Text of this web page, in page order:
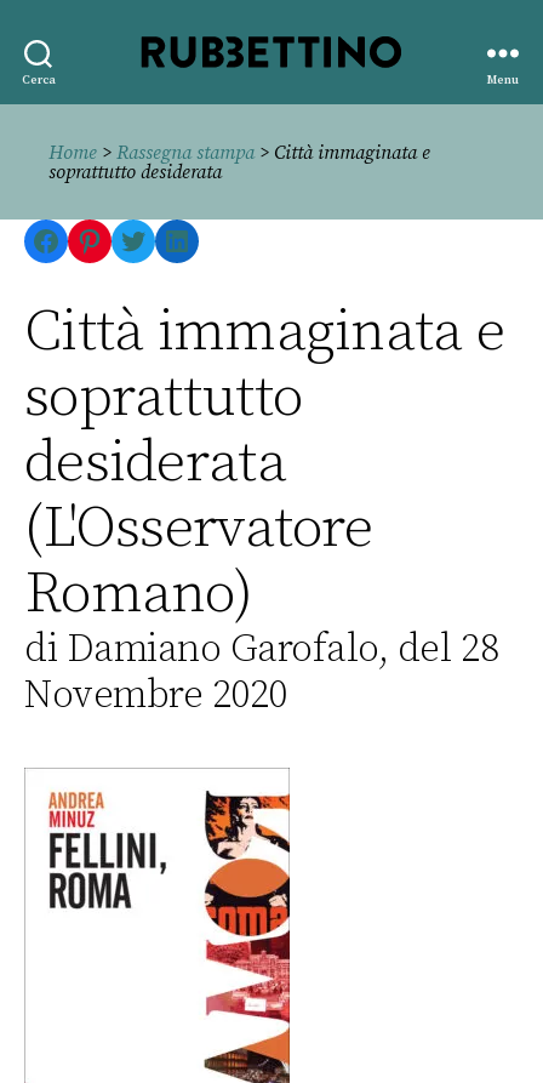
Cerca
editore
Menu
Home > Rassegna stampa> Città immaginata e
soprattutto desiderata
Facebook
Pinterest
TwitterLinkedIn
Città immaginata e
soprattutto
desiderata
(L'Osservatore
Romano)
di Damiano Garofalo, del 28
Novembre 2020